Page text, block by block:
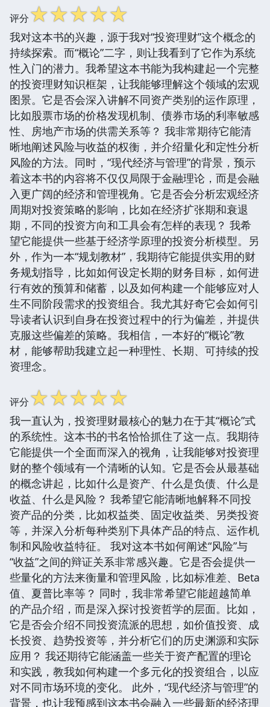
评分☆☆☆☆☆
我对这本书的兴趣，源于我对“投资理财”这个概念的
持续探索。而“概论”二字，则让我看到了它作为系统
性入门的潜力。我希望这本书能为我构建起一个完整
的投资理财知识框架，让我能够理解这个领域的宏观
图景。它是否会深入讲解不同资产类别的运作原理，
比如股票市场的价格发现机制、债券市场的利率敏感
性、房地产市场的供需关系等？ 我非常期待它能清
晰地阐述风险与收益的权衡，并介绍量化和定性分析
风险的方法。同时，“现代经济与管理”的背景，预示
着这本书的内容将不仅仅局限于金融理论，而是会融
入更广阔的经济和管理视角。它是否会分析宏观经济
周期对投资策略的影响，比如在经济扩张期和衰退
期，不同的投资方向和工具会有怎样的表现？ 我希
望它能提供一些基于经济学原理的投资分析模型。另
外，作为一本“规划教材”，我期待它能提供实用的财
务规划指导，比如如何设定长期的财务目标，如何进
行有效的预算和储蓄，以及如何构建一个能够应对人
生不同阶段需求的投资组合。我尤其好奇它会如何引
导读者认识到自身在投资过程中的行为偏差，并提供
克服这些偏差的策略。我相信，一本好的“概论”教
材，能够帮助我建立起一种理性、长期、可持续的投
资理念。
评分☆☆☆☆☆
我一直认为，投资理财最核心的魅力在于其“概论”式
的系统性。这本书的书名恰恰抓住了这一点。我期待
它能提供一个全面而深入的视角，让我能够对投资理
财的整个领域有一个清晰的认知。它是否会从最基础
的概念讲起，比如什么是资产、什么是负债、什么是
收益、什么是风险？ 我希望它能清晰地解释不同投
资产品的分类，比如权益类、固定收益类、另类投资
等，并深入分析每种类别下具体产品的特点、运作机
制和风险收益特征。 我对这本书如何阐述“风险”与
“收益”之间的辩证关系非常感兴趣。它是否会提供一
些量化的方法来衡量和管理风险，比如标准差、Beta
值、夏普比率等？ 同时，我非常希望它能超越简单
的产品介绍，而是深入探讨投资哲学的层面。比如，
它是否会介绍不同投资流派的思想，如价值投资、成
长投资、趋势投资等，并分析它们的历史渊源和实际
应用？ 我还期待它能涵盖一些关于资产配置的理论
和实践，教我如何构建一个多元化的投资组合，以应
对不同市场环境的变化。 此外，“现代经济与管理”的
背景，也让我预感到这本书会融入一些最新的经济理